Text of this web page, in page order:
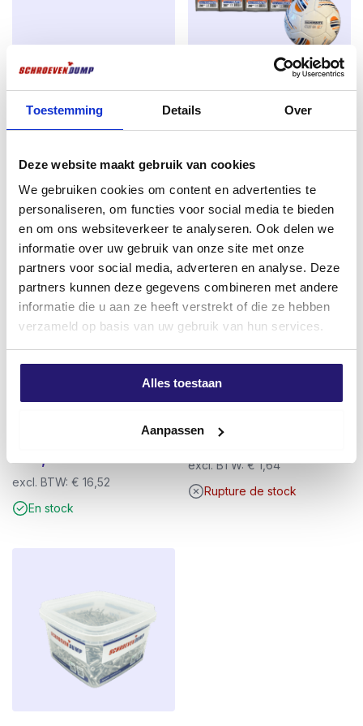
Toestemming Details Over
Deze website maakt gebruik van cookies
We gebruiken cookies om content en advertenties te
personaliseren, om functies voor social media te bieden
en om ons websiteverkeer te analyseren. Ook delen we
informatie over uw gebruik van onze site met onze
partners voor social media, adverteren en analyse. Deze
partners kunnen deze gegevens combineren met andere
informatie die u aan ze heeft verstrekt of die ze hebben
verzameld op basis van uw gebruik van hun services.
Alles toestaan
Aanpassen
Montage de cadres de fenêtres en bois et en plastique
sansutilisation de chevilles
Utilisation en intérieur et en extérieur.
Lame de scie à guichet
mm – Bois et métal – Heavy-Duty
€2,99
Emballage avantageux de
€159,99
prix
€ 159,99.
149,99
prix
€
excl. BTW:€123,96
Rupture de stock
Plaques d’isolation/de
godets Ø70mm 200 pièces
excl. BTW: € 16,52
En stock
Vis de vidange TX-30 25mm
1,99
excl. BTW:€1,64
Rupture de stock